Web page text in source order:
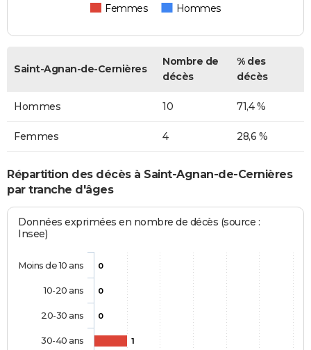
Femmes Hommes
Saint-Agnan-de-Cernières
Nombre de
décès
% des
décès
Hommes 10 71,4 %
Femmes 4 28,6 %
Répartition des décès à Saint-Agnan-de-Cernières
par tranche d'âges
Données exprimées en nombre de décès (source :
Insee)
0
0
0
1
Moins de 10 ans
10-20 ans
20-30 ans
30-40 ans